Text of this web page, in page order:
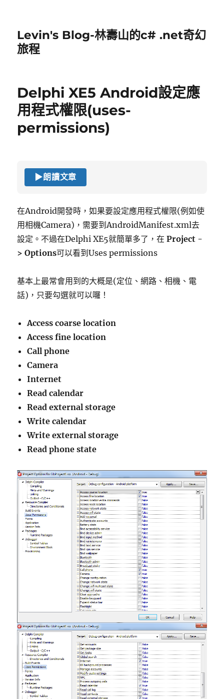
Levin's Blog-林壽山的c# .net奇幻
旅程
Delphi XE5 Android設定應
用程式權限(uses-
permissions)
▶朗讀文章
在Android開發時，如果要設定應用程式權限(例如使
用相機Camera)，需要到AndroidManifest.xml去
設定。不過在Delphi XE5就簡單多了，在Project -
> Options可以看到Uses permissions
基本上最常會用到的大概是(定位、網路、相機、電
話)，只要勾選就可以囉！
Access coarse location
Access fine location
Call phone
Camera
Internet
Read calendar
Read external storage
Write calendar
Write external storage
Read phone state